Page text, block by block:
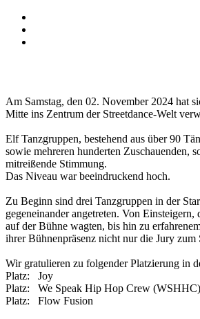
Am Samstag, den 02. November 2024 hat
Mitte ins Zentrum der Streetdance-Welt
Elf Tanzgruppen, bestehend aus über 90
sowie mehreren hunderten Zuschauenden,
mitreißende Stimmung.
Das Niveau war beeindruckend hoch.
Zu Beginn sind drei Tanzgruppen in der
gegeneinander angetreten. Von Einsteigern,
auf der Bühne wagten, bis hin zu
ihrer Bühnenpräsenz nicht nur die Jury zum
Wir gratulieren zu folgender Platzierung in
Platz: Joy
Platz: We Speak Hip Hop Crew (WSHHC)
Platz: Flow Fusion